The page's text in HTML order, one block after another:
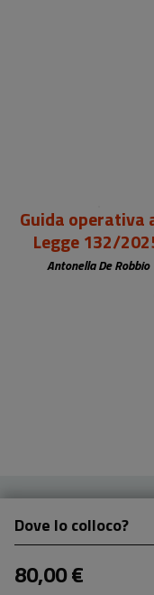
Guida operativa
Legge 132/
navigare
artificiale in
Antonella De Robbio
Dove lo colloco?
80,00 €